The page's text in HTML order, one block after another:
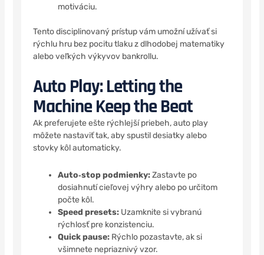
motiváciu.
Tento disciplinovaný prístup vám umožní užívať si
rýchlu hru bez pocitu tlaku z dlhodobej matematiky
alebo veľkých výkyvov bankrollu.
Auto Play: Letting the
Machine Keep the Beat
Ak preferujete ešte rýchlejší priebeh, auto play
môžete nastaviť tak, aby spustil desiatky alebo
stovky kôl automaticky.
Auto‑stop podmienky:Zastavte po
dosiahnutí cieľovej výhry alebo po určitom
počte kôl.
Speed presets:Uzamknite si vybranú
rýchlosť pre konzistenciu.
Quick pause:Rýchlo pozastavte, ak si
všimnete nepriaznivý vzor.